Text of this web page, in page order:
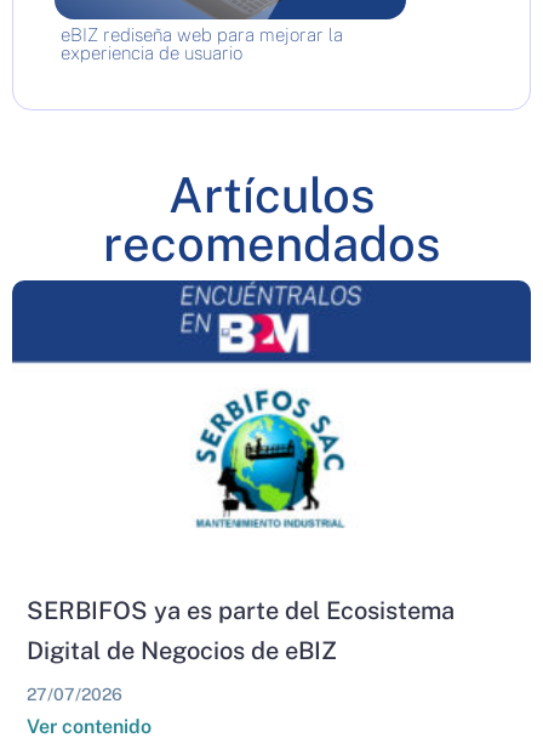
eBIZ rediseña web para mejorar la
experiencia de usuario
Artículos
recomendados
SERBIFOS ya es parte del Ecosistema
Digital de Negocios de eBIZ
27/07/2026
Ver contenido